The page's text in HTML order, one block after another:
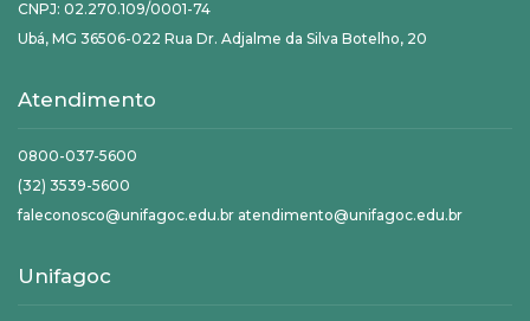
CNPJ: 02.270.109/0001-74
Ubá, MG 36506-022 Rua Dr. Adjalme da Silva Botelho, 20
Atendimento
0800-037-5600
(32) 3539-5600
faleconosco@unifagoc.edu.br atendimento@unifagoc.edu.br
Unifagoc